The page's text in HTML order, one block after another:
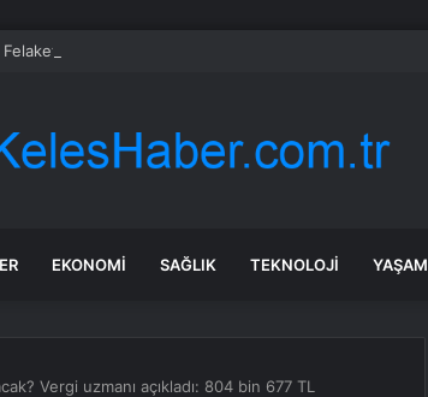
Ev ve İş Yerlerini Su Bastı
EKONOMI SAĞLIK TEKNOLOJI YAŞAM
Vergi uzmanı açıkladı: 804 bin 677 TL